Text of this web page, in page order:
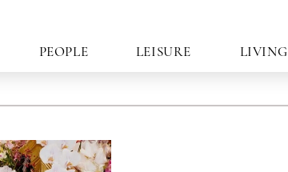
PEOPLE LEISURE LIVING